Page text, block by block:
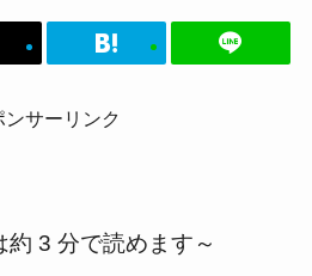
ンサーリンク
約 3 分で読めます～